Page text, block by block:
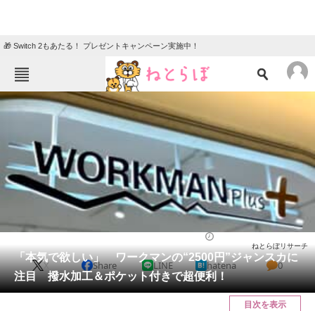
🎁 Switch 2もあたる！ プレゼントキャンペーン実施中！
ねとらぼメニュー
ニュース
エンタメ クイズ
グルメ 地域
教育・育児
動物
会員記事
メディア
「本気で欲しい」 ワークマンの“2500円”ジャンスカに
注目 撥水加工＆ポケット付きで超便利！
ねとらぼリサーチ
X Share LINE hatena 0
目次を表示